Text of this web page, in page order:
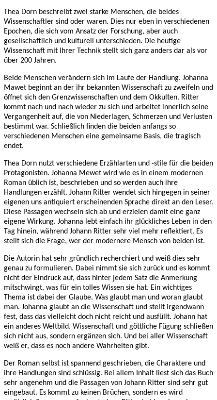
Thea Dorn beschreibt zwei starke Menschen, die beides
Wissenschaftler sind oder waren. Dies nur eben in verschiedenen
Epochen, die sich vom Ansatz der Forschung, aber auch
gesellschaftlich und kulturell unterschieden. Die heutige
Wissenschaft mit Ihrer Technik stellt sich ganz anders dar als vor
über 200 Jahren.
Beide Menschen verändern sich im Laufe der Handlung. Johanna
Mawet beginnt an der ihr bekannten Wissenschaft zu zweifeln und
öffnet sich den Grenzwissenschaften und dem Okkulten. Ritter
kommt nach und nach wieder zu sich und arbeitet innerlich seine
Vergangenheit auf, die von Niederlagen, Schmerzen und Verlusten
bestimmt war. Schließlich finden die beiden anfangs so
verschiedenen Menschen eine gemeinsame Basis, die tragisch
endet.
Thea Dorn nutzt verschiedene Erzählarten und -stile für die beiden
Protagonisten. Johanna Mewet wird wie es in einem modernen
Roman üblich ist, beschrieben und so werden auch ihre
Handlungen erzählt. Johann Ritter wendet sich hingegen in seiner
eigenen uns antiquiert erscheinenden Sprache direkt an den Leser.
Diese Passagen wechseln sich ab und erzielen damit eine ganz
eigene Wirkung. Johanna lebt einfach ihr glückliches Leben in den
Tag hinein, während Johann Ritter sehr viel mehr reflektiert. Es
stellt sich die Frage, wer der modernere Mensch von beiden ist.
Die Autorin hat sehr gründlich recherchiert und weiß dies sehr
genau zu formulieren. Dabei nimmt sie sich zurück und es kommt
nicht der Eindruck auf, dass hinter jedem Satz die Anmerkung
mitschwingt, was für ein tolles Wissen sie hat. Ein wichtiges
Thema ist dabei der Glaube. Was glaubt man und woran glaubt
man. Johanna glaubt an die Wissenschaft und stellt irgendwann
fest, dass das vielleicht doch nicht reicht und ausfüllt. Johann hat
ein anderes Weltbild. Wissenschaft und göttliche Fügung schließen
sich nicht aus, sondern ergänzen sich. Und bei aller Wissenschaft
weiß er, dass es noch andere Wahrheiten gibt.
Der Roman selbst ist spannend geschrieben, die Charaktere und
ihre Handlungen sind schlüssig. Bei allem Inhalt liest sich das Buch
sehr angenehm und die Passagen von Johann Ritter sind sehr gut
eingebaut. Es kommt zu keinen Brüchen, sondern es wird